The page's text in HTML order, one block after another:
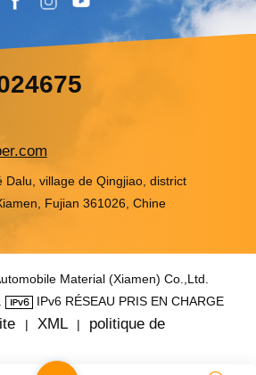
Dalu, village de Qingjiao, district
Fujian 361026, Chine
Material (Xiamen) Co.,Ltd.
IPv6 RÉSEAU PRIS EN CHARGE
| XML |
politique de